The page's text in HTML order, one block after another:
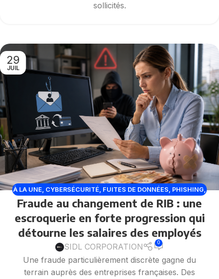
sollicités.
29
JUIL
À LA UNE CYBERSÉCURITÉ FUITES DE DONNÉES PHISHING
VULNÉRABILITÉ
Fraude au changement de RIB : une
escroquerie en forte progression qui
détourne les salaires des employés
SIDL CORPORATION 0
Une fraude particulièrement discrète gagne du
terrain auprès des entreprises françaises. Des